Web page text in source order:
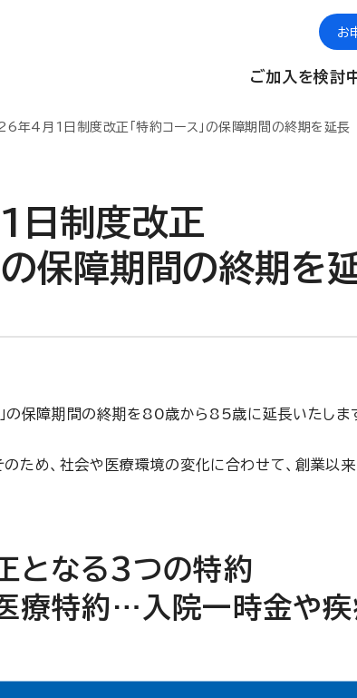
お
ご加入を検討
年4月1日制度改正 「特約コース」の保障期間の終期を延長
制度改正
の保障期間の終期を
保障期間の終期を80歳から85歳に延長いたしま
め、社会や医療環境の変化に合わせて、創業
となる3つの特約
療特約…入院一時金や